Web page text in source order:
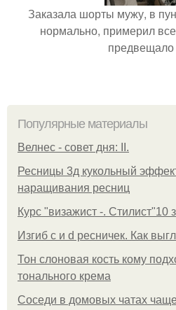
Заказала шорты мужу, в
нормально, примерил
Популярные материалы
Велнес - совет дня: II.
Ресницы 3д кукольный
наращивания ресниц
Курс "визажист -. Стилист"10
Изгиб c и d ресничек. Как
Тон слоновая кость кому
тонального крема
Соседи в домовых чатах